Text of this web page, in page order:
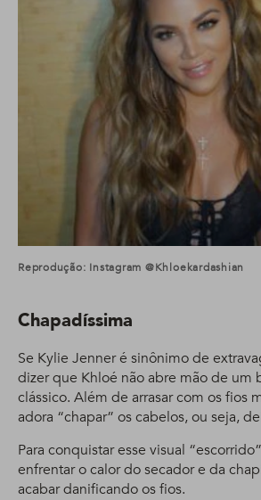
Reprodução: Instagram @khloekardashian
Chapadíssima
Se Kylie Jenner é sinônimo de
dizer que Khloé não abre mão de um
clássico. Além de arrasar com os fios
adora “chapar” os cabelos, ou seja,
Para conquistar esse visual
enfrentar o calor do secador e da
acabar danificando os fios.